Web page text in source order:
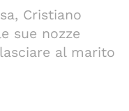
Cristiano
sue nozze
al marito